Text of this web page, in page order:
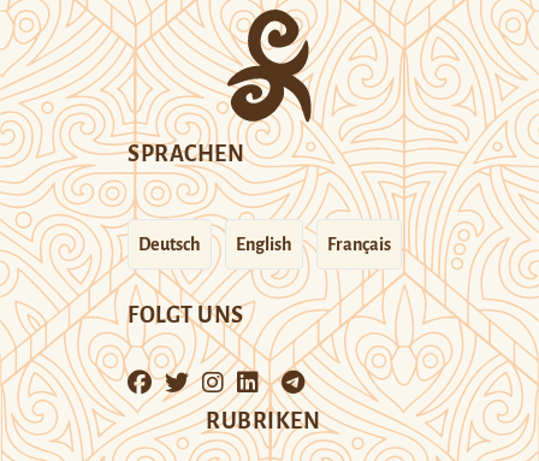
SPRACHEN
Deutsch English Français
FOLGT UNS
RUBRIKEN